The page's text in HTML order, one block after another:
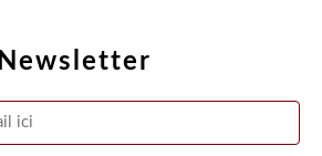
Newsletter